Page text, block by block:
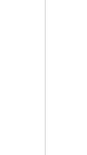
pomocą
Plan